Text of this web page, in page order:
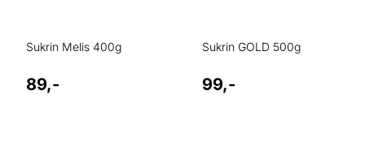
Sukrin Melis 400g
89,-
Sukrin GOLD 500g
99,-